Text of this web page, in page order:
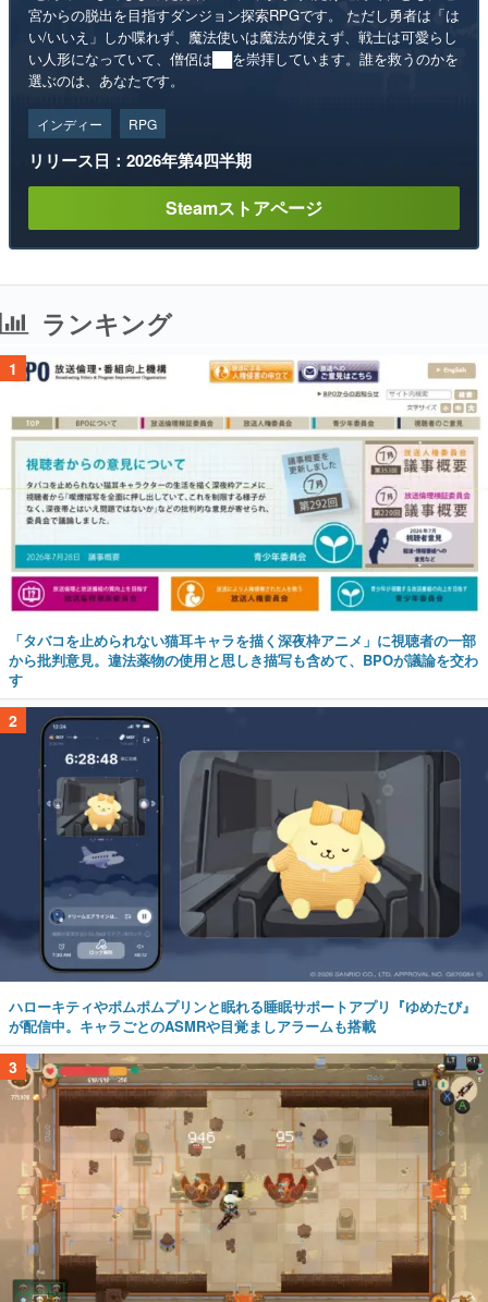
宮からの脱出を目指すダンジョン探索RPGです。 ただし勇者は「は
い/いいえ」しか喋れず、魔法使いは魔法が使えず、戦士は可愛らし
い人形になっていて、僧侶は██を崇拝しています。誰を救うのかを
選ぶのは、あなたです。
インディー RPG
リリース日：2026年第4四半期
Steamストアページ
ランキング
1
「タバコを止められない猫耳キャラを描く深夜枠アニメ」に視聴者の一部
から批判意見。違法薬物の使用と思しき描写も含めて、BPOが議論を交わ
す
2
ハローキティやポムポムプリンと眠れる睡眠サポートアプリ『ゆめたび』
が配信中。キャラごとのASMRや目覚ましアラームも搭載
3